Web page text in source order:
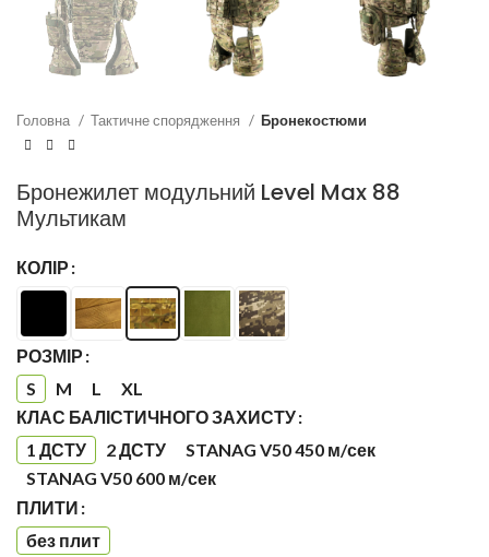
Головна Тактичне спорядження Бронекостюми
Бронежилет модульний Level Max 88
Мультикам
КОЛІР
РОЗМІР
S
M L
XL
КЛАС БАЛІСТИЧНОГО ЗАХИСТУ
1 ДСТУ
2 ДСТУ
STANAG V50 450 м/сек
STANAG V50 600 м/сек
ПЛИТИ
без плит